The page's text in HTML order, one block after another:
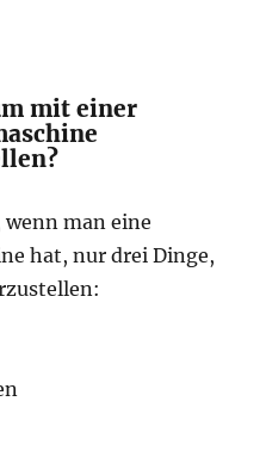
mit einer
man eine
hat, nur drei Dinge,